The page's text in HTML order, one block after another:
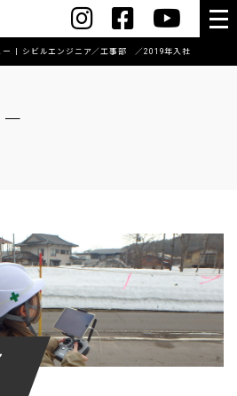
ー シビルエンジニア／工事部 ／2019年入社
【MushRoom】